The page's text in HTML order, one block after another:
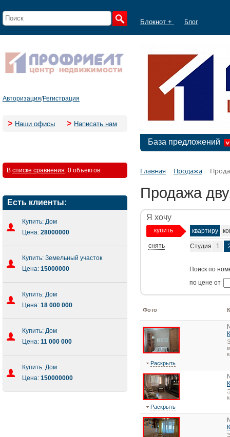
Блокнот + Блог
Авторизация/Регистрация
> Наши офисы > Написать нам
База предложений
В списке сравнения: 0 объектов
Есть клиенты:
Купить: Дом
Цена: 28000000
Купить: Земельный участок
Цена: 15000000
Купить: Дом
Цена: 18 000 000
Купить: Дом
Цена: 11 000 000
Купить: Дом
Цена: 150000000
Главная Продажа
Продажа
Я хочу
купить
снять
квартиру
Студия 1
Поиск по
по цене от
Фото
Раскрыть
Раскрыть